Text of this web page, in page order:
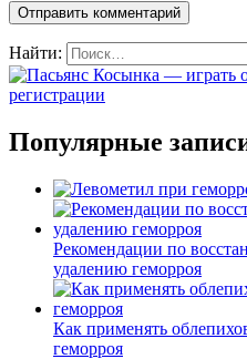
Найти:
Популярные
Рекомендации по
удалению геморроя
Как применять
геморроя